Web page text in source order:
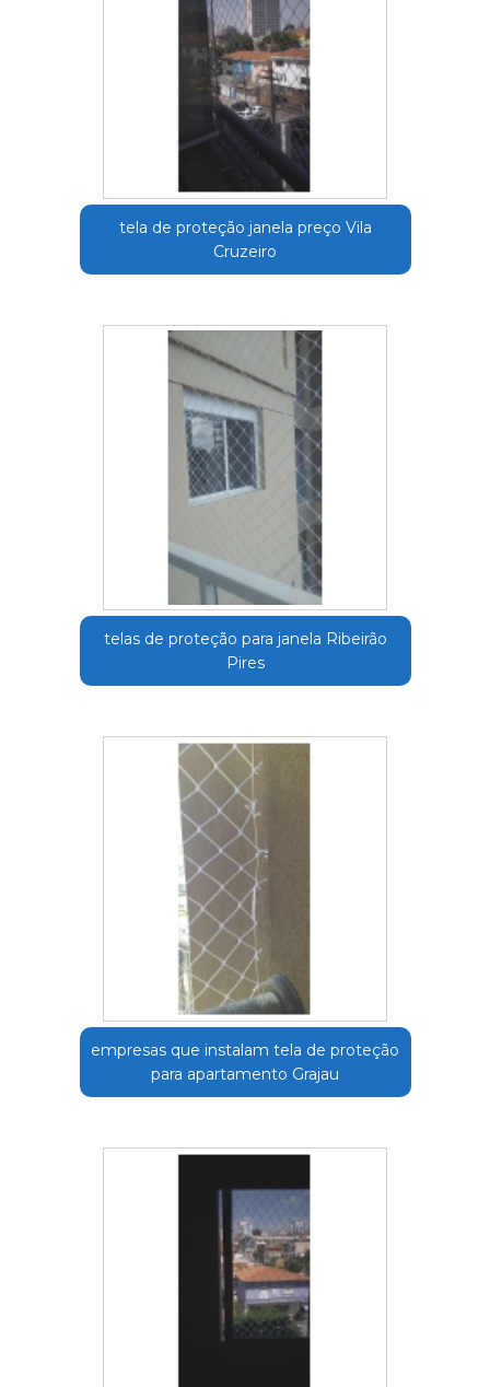
tela de proteção janela preço Vila
Cruzeiro
telas de proteção para janela Ribeirão
Pires
empresas que instalam tela de proteção
para apartamento Grajau